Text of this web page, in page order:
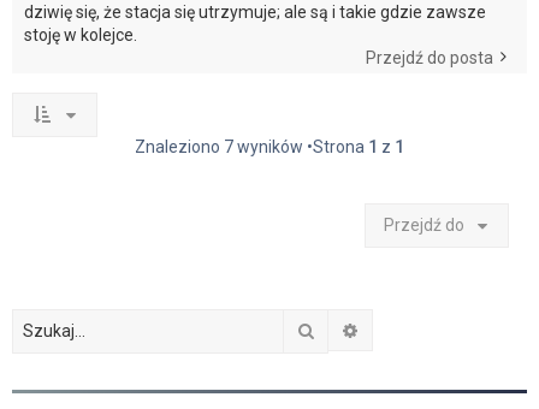
dziwię się, że stacja się utrzymuje; ale są i takie gdzie zawsze
stoję w kolejce.
Przejdź do posta
Znaleziono 7 wyników •Strona 1 z 1
Przejdź do
Szukaj